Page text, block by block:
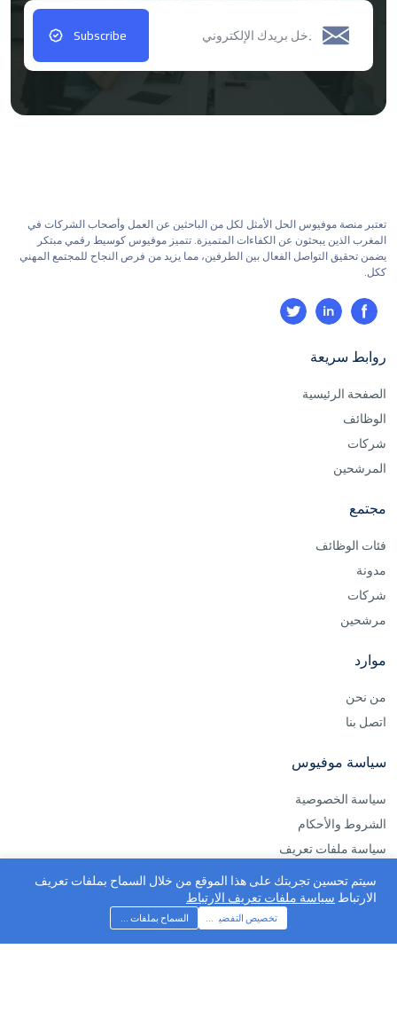
Subscribe
تعتبر منصة موفيوس الحل الأمثل لكل من الباحثين عن العمل وأصحاب الشركات في
المغرب الذين يبحثون عن الكفاءات المتميزة. تتميز موفيوس كوسيط رقمي مبتكر
يضمن تحقيق التواصل الفعال بين الطرفين، مما يزيد من فرص النجاح للمجتمع المهني
ككل.
روابط سريعة
الصفحة الرئيسية
الوظائف
شركات
المرشحين
مجتمع
فئات الوظائف
مدونة
شركات
مرشحين
موارد
من نحن
اتصل بنا
سياسة موفيوس
سياسة الخصوصية
الشروط والأحكام
سياسة ملفات تعريف
إخلاء المسؤولية
rss
سيتم تحسين تجربتك على هذا الموقع من خلال السماح بملفات تعريف
الارتباطسياسة ملفات تعريف الارتباط
تخصيص التفضيلات السماح بملفات تعريف الارتباط